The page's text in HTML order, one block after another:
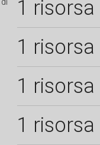
1 risorsa
1 risorsa
1 risorsa
1 risorsa